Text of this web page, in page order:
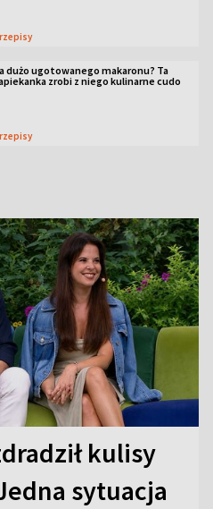
Przepisy
dużo ugotowanego makaronu? Ta
zrobi z niego kulinarne cudo
Przepisy
kulisy
sytuacja